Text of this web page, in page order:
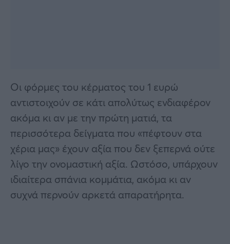
Οι φόρμες του κέρματος του 1 ευρώ
αντιστοιχούν σε κάτι απολύτως ενδιαφέρον
ακόμα κι αν με την πρώτη ματιά, τα
περισσότερα δείγματα που «πέφτουν στα
χέρια μας» έχουν αξία που δεν ξεπερνά ούτε
λίγο την ονομαστική αξία. Ωστόσο, υπάρχουν
ιδιαίτερα σπάνια κομμάτια, ακόμα κι αν
συχνά περνούν αρκετά απαρατήρητα.